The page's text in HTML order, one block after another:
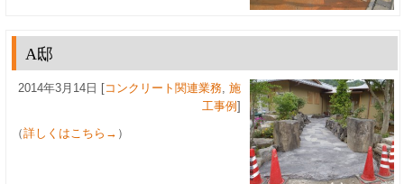
A邸
2014年3月14日 [コンクリート関連業務 ,施
工事例]
（詳しくはこちら→ ）